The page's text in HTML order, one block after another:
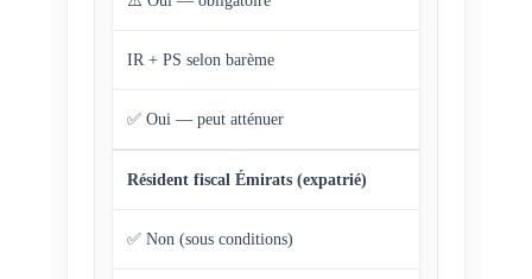
IR + PS selon barème
✅ Oui — peut atténuer
Résident fiscal Émirats (expatrié)
✅ Non (sous conditions)